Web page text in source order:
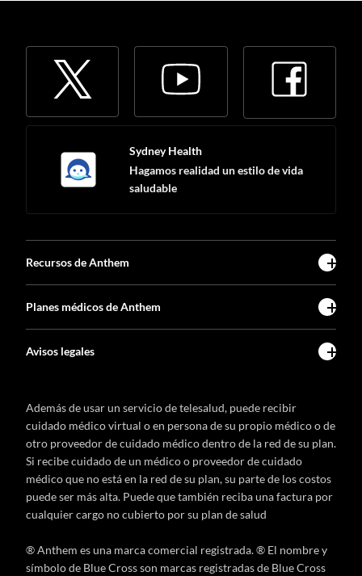
Sydney Health
Hagamos realidad un estilo de vida
saludable
Recursos de Anthem
Planes médicos de Anthem
Avisos legales
Además de usar un servicio de telesalud, puede recibir
cuidado médico virtual o en persona de su propio médico o de
otro proveedor de cuidado médico dentro de la red de su plan.
Si recibe cuidado de un médico o proveedor de cuidado
médico que no está en la red de su plan, su parte de los costos
puede ser más alta. Puede que también reciba una factura por
cualquier cargo no cubierto por su plan de salud
® Anthem es una marca comercial registrada. ® El nombre y
símbolo de Blue Cross son marcas registradas de Blue Cross